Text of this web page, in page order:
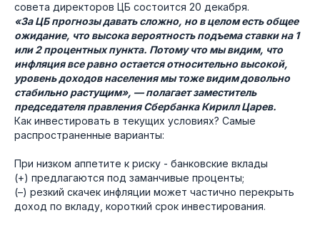
совета директоров ЦБ состоится 20 декабря.
«За ЦБ прогнозы давать сложно, но в целом есть общее
ожидание, что высока вероятность подъема ставки на 1
или 2 процентных пункта. Потому что мы видим, что
инфляция все равно остается относительно высокой,
уровень доходов населения мы тоже видим довольно
стабильно растущим», — полагает заместитель
председателя правления Сбербанка Кирилл Царев.
Как инвестировать в текущих условиях? Самые
распространенные варианты:
При низком аппетите к риску - банковские вклады
(+) предлагаются под заманчивые проценты;
(–) резкий скачек инфляции может частично перекрыть
доход по вкладу, короткий срок инвестирования.